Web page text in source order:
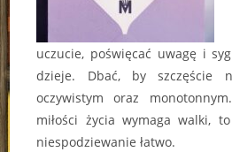
uczucie, poświęcać uwagę i
dzieje. Dbać, by szczęście
oczywistym oraz
miłości życia wymaga walki,
niespodziewanie łatwo.